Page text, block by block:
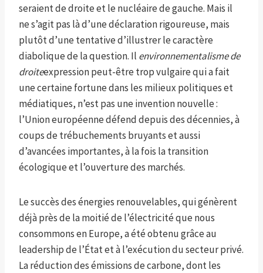
seraient de droite et le nucléaire de gauche. Mais il
ne s’agit pas là d’une déclaration rigoureuse, mais
plutôt d’une tentative d’illustrer le caractère
diabolique de la question. Il environnementalisme de
droiteexpression peut-être trop vulgaire qui a fait
une certaine fortune dans les milieux politiques et
médiatiques, n’est pas une invention nouvelle :
l’Union européenne défend depuis des décennies, à
coups de trébuchements bruyants et aussi
d’avancées importantes, à la fois la transition
écologique et l’ouverture des marchés.
Le succès des énergies renouvelables, qui génèrent
déjà près de la moitié de l’électricité que nous
consommons en Europe, a été obtenu grâce au
leadership de l’État et à l’exécution du secteur privé.
La réduction des émissions de carbone, dont les